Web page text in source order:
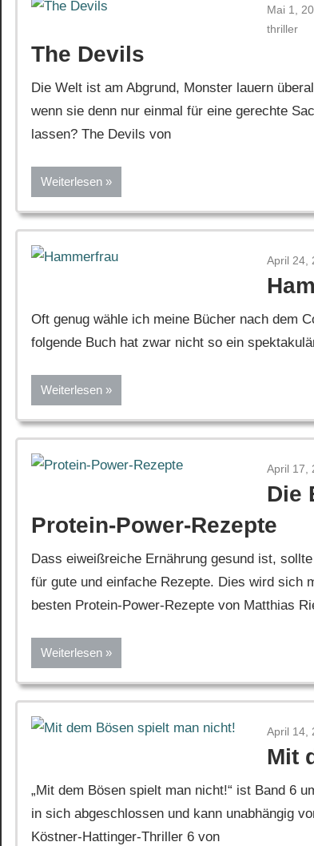
Mai 1,
thriller
The Devils
Die Welt ist am Abgrund, Monster lauern
wenn sie denn nur einmal für eine gerechte
lassen? The Devils von
Weiterlesen
April 24,
Oft genug wähle ich meine Bücher nach dem
folgende Buch hat zwar nicht so ein
Weiterlesen
April 17,
Die
Protein-Power-Rezepte
Dass eiweißreiche Ernährung gesund ist,
für gute und einfache Rezepte. Dies wird sich
besten Protein-Power-Rezepte von Matthias
Weiterlesen
April 14,
Mit
„Mit dem Bösen spielt man nicht!“ ist Band 6
in sich abgeschlossen und kann unabhängig
Köstner-Hattinger-Thriller 6 von